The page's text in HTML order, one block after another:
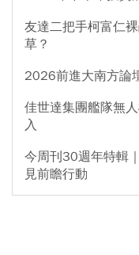
友達二把手柯富仁
草？
2026前進大南方論
佳世達集團艦隊無
入
今周刊30週年特輯
見前瞻行動